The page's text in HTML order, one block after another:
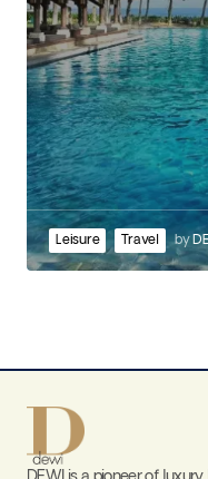
Leisure Travel by